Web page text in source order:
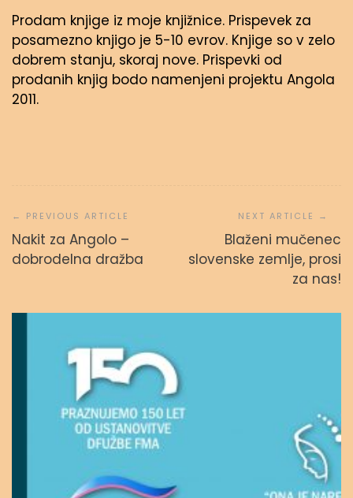
Prodam knjige iz moje knjižnice. Prispevek za
posamezno knjigo je 5-10 evrov. Knjige so v zelo
dobrem stanju, skoraj nove. Prispevki od
prodanih knjig bodo namenjeni projektu Angola
2011.
prispevka
Nakit za Angolo –
dobrodelna dražba
Blaženi mučenec
slovenske zemlje, prosi
za nas!